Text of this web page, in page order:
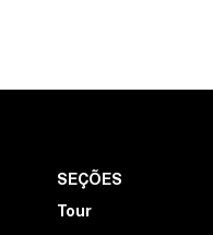
SEÇÕES
Tour